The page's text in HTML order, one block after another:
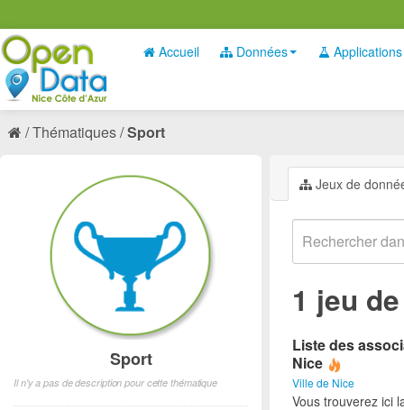
Accueil Données Applications
Thématiques Sport
Jeux de
1 jeu
Liste des
Nice
Ville de Nice
Vous trouverez ici
Sport
Il n'y a pas de description pour cette thématique